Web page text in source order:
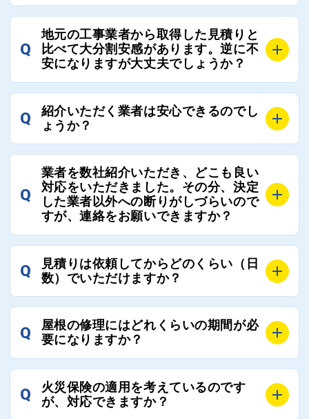
し、総合的に判断ください。
また、選定に迷った際などは屋根コネクト事務局へご
連絡いただければ、お客様の屋根修理を全面的にフォ
ローさせていただきます。お気軽にご相談ください。
全国300社以上の登録業者がございますので、プラス
でご紹介の要望をいただければ、即時屋根コネクトに
て対応させていただきます。お気軽にお申し付けくだ
Q
地元の工事業者から取得した見積りと
比べて大分割安感があります。逆に不
安になりますが大丈夫でしょうか？
残念ながら、リフォーム業界は費用の内訳に不透明な
部分が多く、一見同じ工事でも１００万円以上の差が
出る場合もあります。
屋根コネクトではそのような不安を抱えてしまう屋根
の修理において、適正で公正な工事業者選びのお手伝
いをさせていただくサイトでございます。
まだまだそのような業界だからこそ比較が重要になり
ますので、是非屋根コネクトを活用ください。
Q
紹介いただく業者は安心できるのでし
ょうか？
屋根コネクトでは、お客様の安心を支える「優良工事
業者チェック制度」を設けております。
屋根コネクトにて定期的にお客様アンケートを実施
し、そこで評価の低かった業者は事実確認の上で、屋
根コネクトの判断により即時登録を解除できる契約と
優良業者のみをご紹介できる体制により、お客様の安
心と信頼を維持しております。
Q
業者を数社紹介いただき、どこも良い
対応をいただきました。その分、決定
した業者以外への断りがしづらいので
すが、連絡をお願いできますか？
屋根コネクトにお任せください。屋根コネクトでは、
工事業者へのお断りも無料で代行しております。
ご質問いただいたような、お客様が心苦しい思いをさ
れる必要はございませんので、いつでもお気軽にご相
談ください。
Q
見積りは依頼してからどのくらい（日
数）でいただけますか？
工事業者にもよりますが、おおよそ現地調査後3日～1
週間前後にはお届けできます。
ご連絡いただき、屋根コネクトから直ちに紹介の工事
業者へ状況確認の連絡をし、即時対応するよう指示を
いたしますので、お気軽にお申し付けください。
Q
屋根の修理にはどれくらいの期間が必
要になりますか？
工事業者の状況や屋根の状態、工事の内容、天候によ
って工事期間は変わりますが、目安としては、おおよ
そ3日～6日となります。
Q
火災保険の適用を考えているのです
が、対応できますか？